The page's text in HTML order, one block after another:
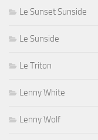
Le Sunset Sunside
Le Sunside
Le Triton
Lenny White
Lenny Wolf